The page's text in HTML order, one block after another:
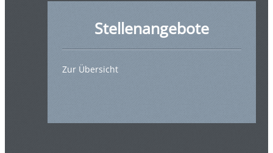
Stellenangebote
Zur Übersicht